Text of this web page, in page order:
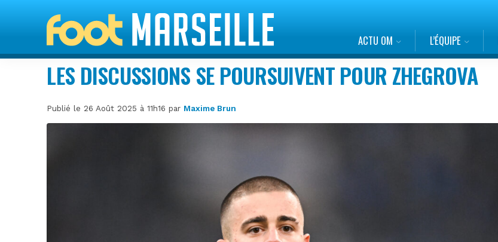
ACTU OM L’ÉQUIPE
LES DISCUSSIONS SE POURSUIVENT POUR ZHEGROVA
Publié le 26 Août 2025 à 11h16 par Maxime Brun